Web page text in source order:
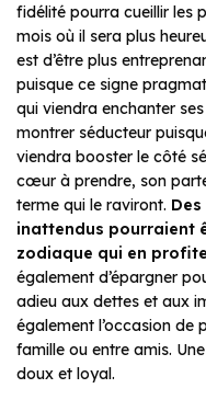
fidélité pourra cueillir les
mois où il sera plus
est d’être plus
puisque ce signe
qui viendra enchanter
montrer séducteur
viendra booster le côté
cœur à prendre, son
terme qui le raviront.
inattendus pourraient
zodiaque qui en
également d’épargner
adieu aux dettes et aux
également l’occasion de
famille ou entre amis.
doux et loyal.